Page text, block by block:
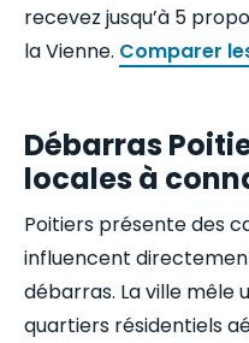
recevez jusqu’à 5
la Vienne. Comparer
Débarras
locales à
Poitiers présente des
influencent
débarras. La ville mêle
quartiers résidentiels